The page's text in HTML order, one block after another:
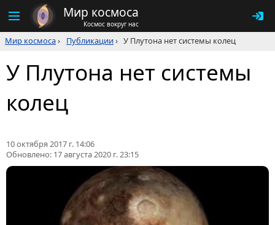
Мир космоса
Космос вокруг нас
Мир космоса› Публикации› У Плутона нет системы колец
У Плутона нет системы
колец
10 октября 2017 г. 14:06
Обновлено: 17 августа 2020 г. 23:15